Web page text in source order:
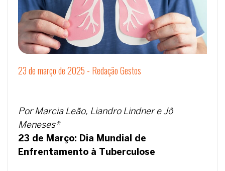
23 de março de 2025 - Redação Gestos
Por Marcia Leão, Liandro Lindner e Jô
Meneses*
23 de Março: Dia Mundial de
Enfrentamento à Tuberculose